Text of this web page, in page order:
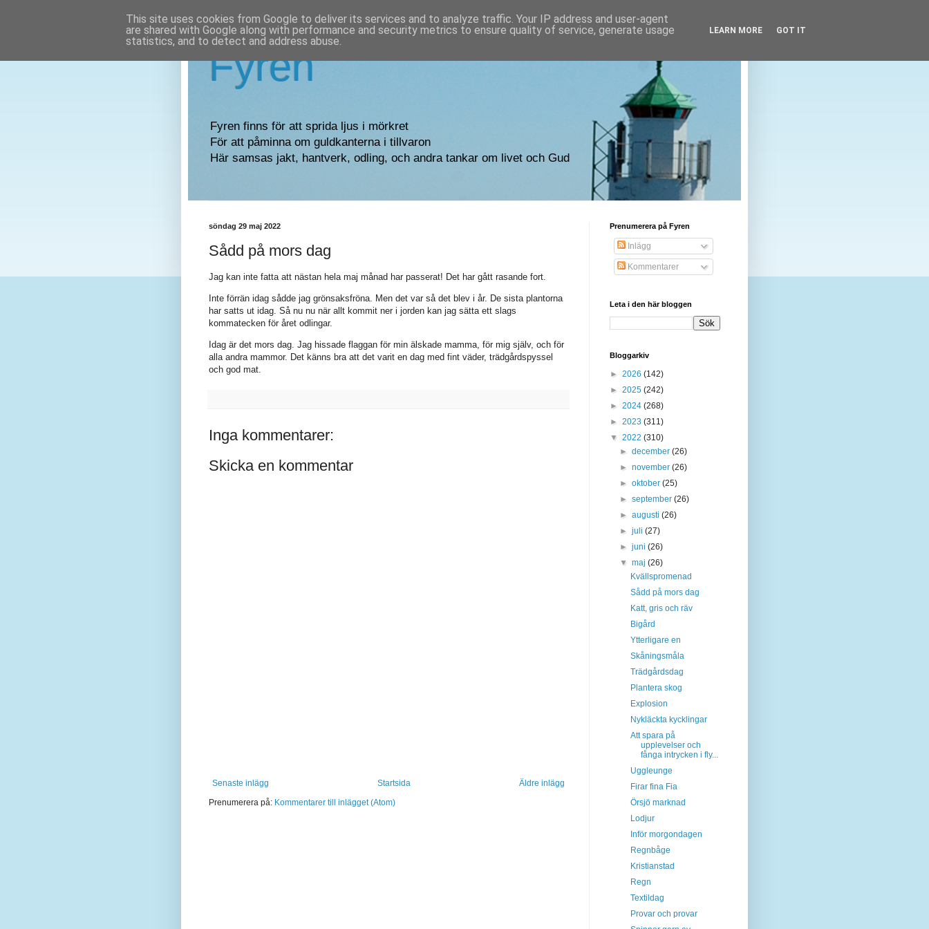
Fyren
Fyren finns för att sprida ljus i mörkret
För att påminna om guldkanterna i tillvaron
Här samsas jakt, hantverk, odling, och andra tankar om livet och Gud
söndag 29 maj 2022
Sådd på mors dag
Jag kan inte fatta att nästan hela maj månad har passerat! Det har gått rasande fort.
Inte förrän idag sådde jag grönsaksfröna. Men det var så det blev i år. De sista plantorna
har satts ut idag. Så nu nu när allt kommit ner i jorden kan jag sätta ett slags
kommatecken för året odlingar.
Idag är det mors dag. Jag hissade flaggan för min älskade mamma, för mig själv, och för
alla andra mammor. Det känns bra att det varit en dag med fint väder, trädgårdspyssel
och god mat.
Inga kommentarer:
Skicka en kommentar
Senaste inlägg Äldre inlägg
Startsida
Prenumerera på: Kommentarer till inlägget (Atom)
Prenumerera på Fyren
Inlägg
Kommentarer
Leta i den här bloggen
Bloggarkiv
► 2026 (142)
► 2025 (242)
► 2024 (268)
► 2023 (311)
▼ 2022 (310)
►december(26)
►november(26)
►oktober(25)
►september(26)
►augusti(26)
►juli(27)
►juni(26)
▼maj(26)
Kvällspromenad
Sådd på mors dag
Katt, gris och räv
Bigård
Ytterligare en
Skåningsmåla
Trädgårdsdag
Plantera skog
Explosion
Nykläckta kycklingar
Att spara på
upplevelser och
fånga intrycken i fly...
Uggleunge
Firar fina Fia
Örsjö marknad
Lodjur
Inför morgondagen
Regnbåge
Kristianstad
Regn
Textildag
Provar och provar
This site uses cookies from Google to deliver its services and to analyze traffic. Your IP address and user-agent
are shared with Google along with performance and security metrics to ensure quality of service, generate usage
statistics, and to detect and address abuse.
LEARN MORE GOT IT